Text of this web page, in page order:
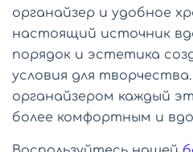
органайзер и удобное
настоящий источник
порядок и эстетика
условия для
органайзером каждый
более комфортным и